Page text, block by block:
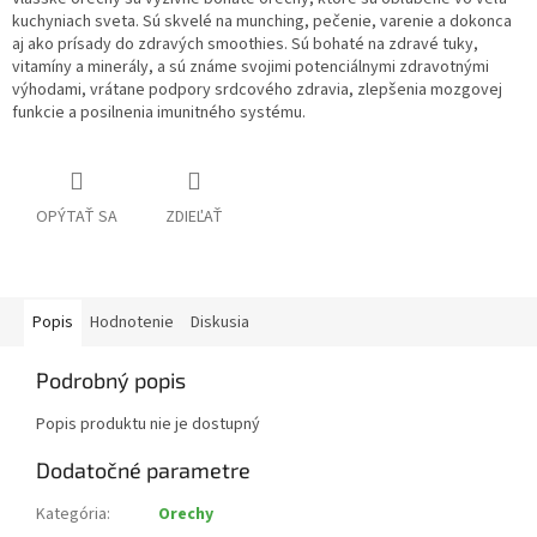
kuchyniach sveta. Sú skvelé na munching, pečenie, varenie a dokonca
aj ako prísady do zdravých smoothies. Sú bohaté na zdravé tuky,
vitamíny a minerály, a sú známe svojimi potenciálnymi zdravotnými
výhodami, vrátane podpory srdcového zdravia, zlepšenia mozgovej
funkcie a posilnenia imunitného systému.
OPÝTAŤ SA ZDIEĽAŤ
Popis Hodnotenie Diskusia
Podrobný popis
Popis produktu nie je dostupný
Dodatočné parametre
Kategória:
Orechy